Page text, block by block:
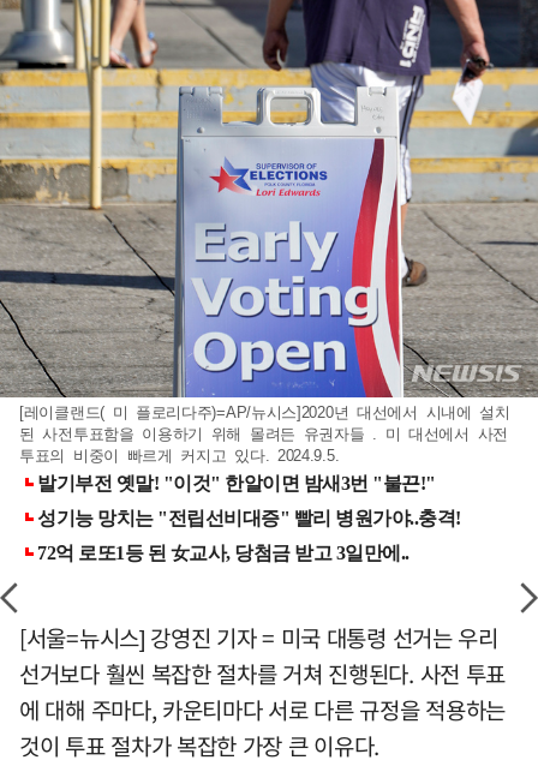
[레이클랜드( 미 플로리다주)=AP/뉴시스]2020년 대선에서 시내에 설치
된 사전투표함을 이용하기 위해 몰려든 유권자들 . 미 대선에서 사전
투표의 비중이 빠르게 커지고 있다. 2024.9.5.
[서울=뉴시스] 강영진 기자 = 미국 대통령 선거는 우리
선거보다 훨씬 복잡한 절차를 거쳐 진행된다. 사전 투표
에 대해 주마다, 카운티마다 서로 다른 규정을 적용하는
것이 투표 절차가 복잡한 가장 큰 이유다.